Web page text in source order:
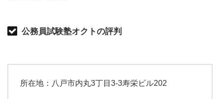
公務員試験塾オクトの評判
所在地：八戸市内丸3丁目3-3寿栄ビル202